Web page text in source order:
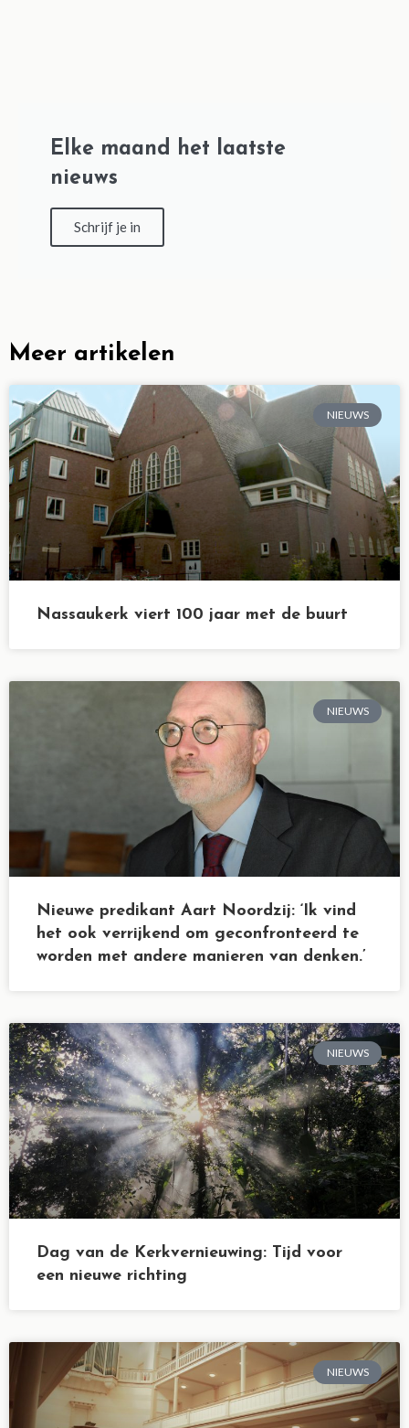
Elke maand het laatste
nieuws
Schrijf je in
Meer artikelen
NIEUWS
Nassaukerk viert 100 jaar met de buurt
NIEUWS
Nieuwe predikant Aart Noordzij: ‘Ik vind
het ook verrijkend om geconfronteerd te
worden met andere manieren van denken.’
NIEUWS
Dag van de Kerkvernieuwing: Tijd voor
een nieuwe richting
NIEUWS